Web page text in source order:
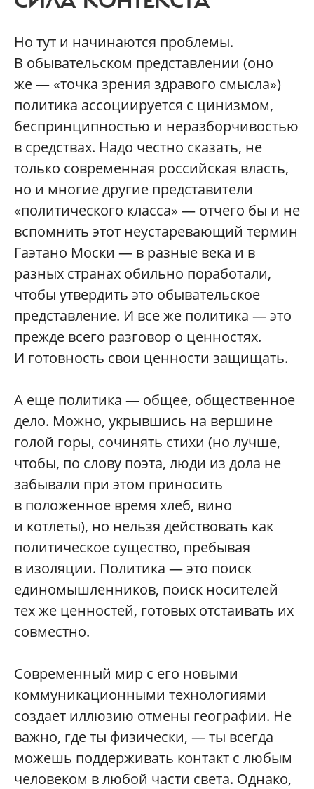
Но тут и начинаются проблемы.
В обывательском представлении (оно
же — «точка зрения здравого смысла»)
политика ассоциируется с цинизмом,
беспринципностью и неразборчивостью
в средствах. Надо честно сказать, не
только современная российская власть,
но и многие другие представители
«политического класса» — отчего бы и не
вспомнить этот неустаревающий термин
Гаэтано Моски — в разные века и в
разных странах обильно поработали,
чтобы утвердить это обывательское
представление. И все же политика — это
прежде всего разговор о ценностях.
И готовность свои ценности защищать.
А еще политика — общее, общественное
дело. Можно, укрывшись на вершине
голой горы, сочинять стихи (но лучше,
чтобы, по слову поэта, люди из дола не
забывали при этом приносить
в положенное время хлеб, вино
и котлеты), но нельзя действовать как
политическое существо, пребывая
в изоляции. Политика — это поиск
единомышленников, поиск носителей
тех же ценностей, готовых отстаивать их
совместно.
Современный мир с его новыми
коммуникационными технологиями
создает иллюзию отмены географии. Не
важно, где ты физически, — ты всегда
можешь поддерживать контакт с любым
человеком в любой части света. Однако,